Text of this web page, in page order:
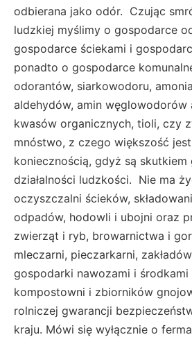
odbierana jako odór. Czując
ludzkiej myślimy o gospodarce
gospodarce ściekami i
ponadto o gospodarce
odorantów, siarkowodoru,
aldehydów, amin węglowodorów
kwasów organicznych, tioli, czy
mnóstwo, z czego większość
koniecznością, gdyż są skutkiem
działalności ludzkości. Nie ma
oczyszczalni ścieków,
odpadów, hodowli i ubojni oraz
zwierząt i ryb, browarnictwa i
mleczarni, pieczarkarni,
gospodarki nawozami i środkami
kompostowni i zbiorników
rolniczej gwarancji
kraju. Mówi się wyłącznie o